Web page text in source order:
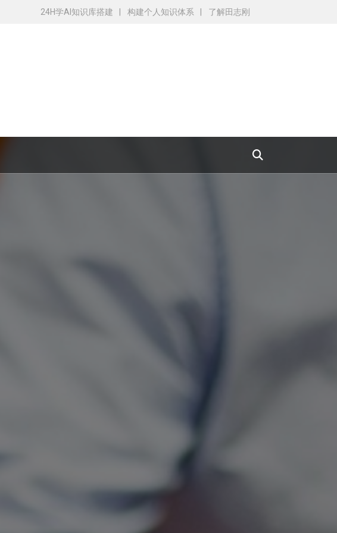
24H学AI知识库搭建 构建个人知识体系 了解田志刚